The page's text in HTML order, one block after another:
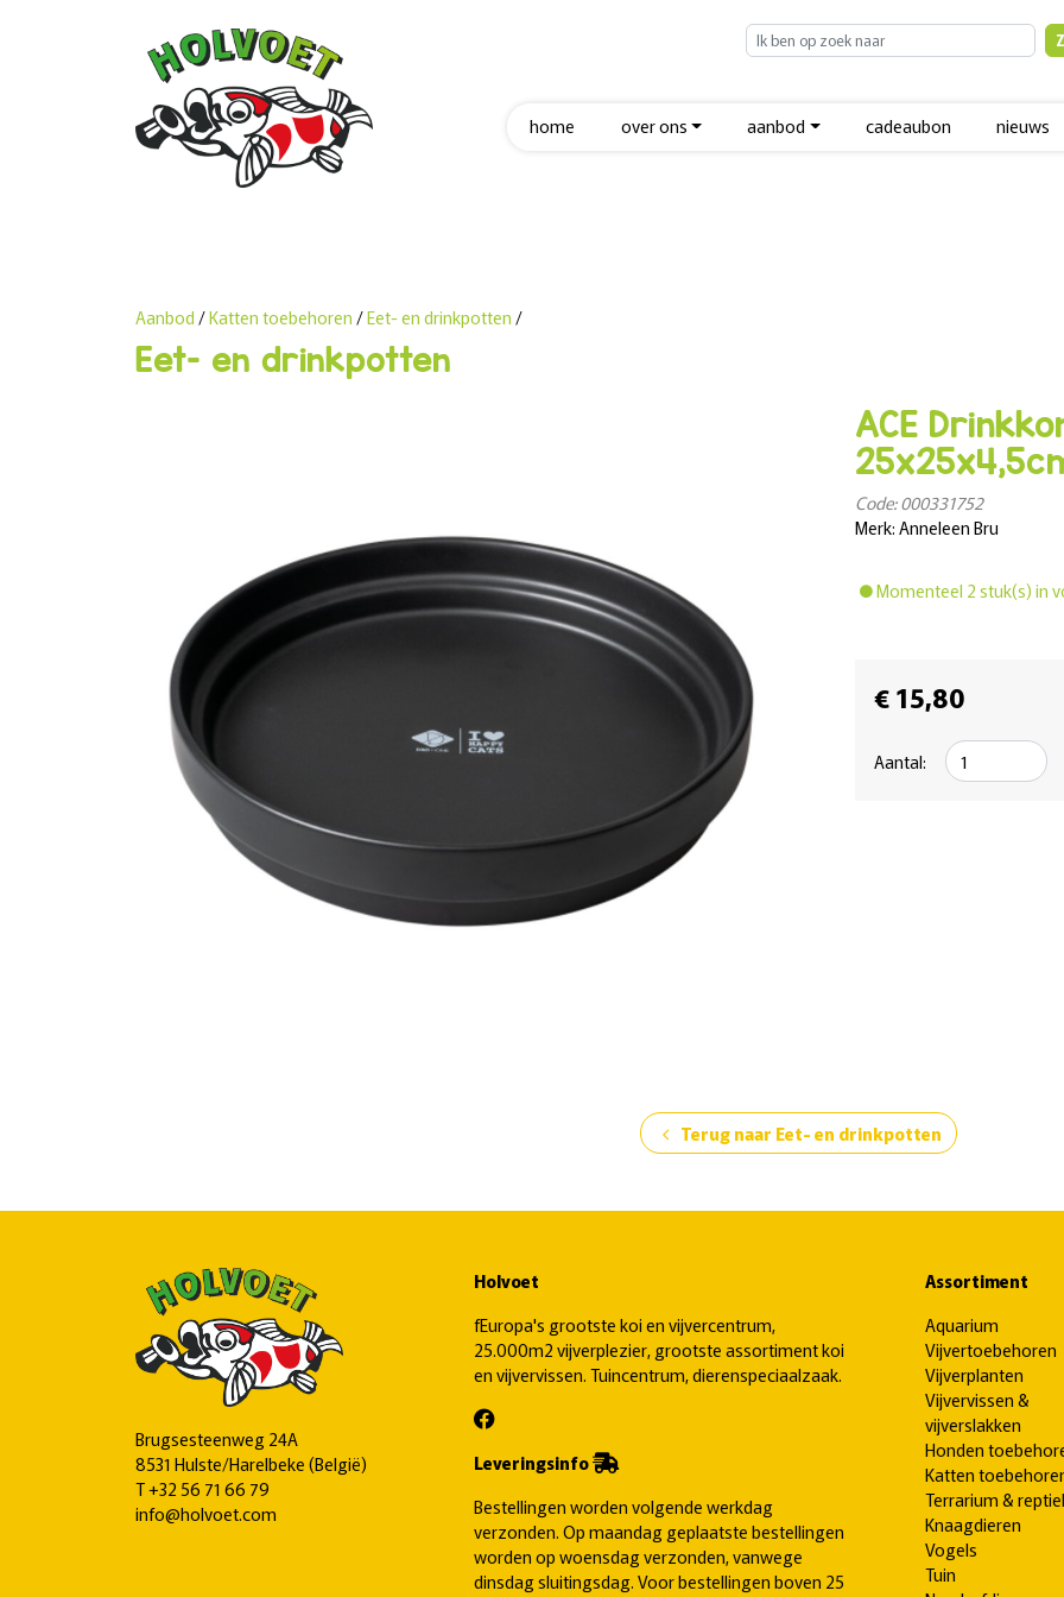
home over ons aanbod cadeaubon nieuws
Eet- en drinkpotten
Aanbod /Katten toebehoren /Eet- en drinkpotten /
ACE
Code: 000331752
Merk: Anneleen Bru
Momenteel 2 stuk(s) in
€ 15,80
Aantal:
chevron_left Terug naar Eet- en drinkpotten
Brugsesteenweg 24A
8531 Hulste/Harelbeke (België)
T+32 56 71 66 79
info@holvoet.com
Holvoet
fEuropa's grootste koi en vijvercentrum,
25.000m2 vijverplezier, grootste assortiment koi
en vijvervissen. Tuincentrum, dierenspeciaalzaak.
Leveringsinfo
Bestellingen worden volgende werkdag
verzonden. Op maandag geplaatste bestellingen
worden op woensdag verzonden, vanwege
dinsdag sluitingsdag. Voor bestellingen boven 25
Assortiment
Aquarium
Vijvertoebehoren
Vijverplanten
Vijvervissen &
vijverslakken
Honden
Katten
Terrarium &
Knaagdieren
Vogels
Tuin